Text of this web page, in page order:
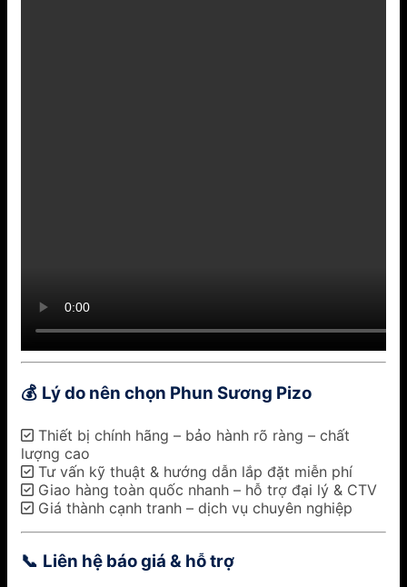
💰 Lý do nên chọn Phun Sương Pizo
✅ Thiết bị chính hãng – bảo hành rõ ràng – chất
lượng cao
✅ Tư vấn kỹ thuật & hướng dẫn lắp đặt miễn phí
✅ Giao hàng toàn quốc nhanh – hỗ trợ đại lý & CTV
✅ Giá thành cạnh tranh – dịch vụ chuyên nghiệp
📞 Liên hệ báo giá & hỗ trợ